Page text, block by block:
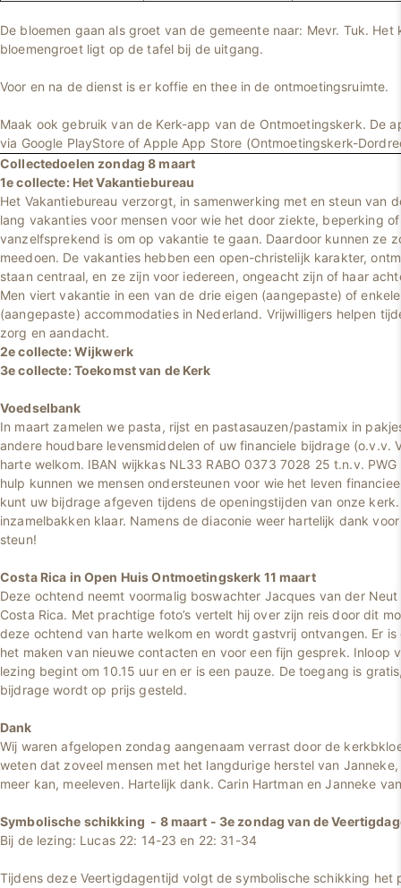
De bloemen gaan als groet van de gemeente naar: Mevr. Tuk. Het
bloemengroet ligt op de tafel bij de uitgang.
Voor en na de dienst is er koffie en thee in de ontmoetingsruimte.
Maak ook gebruik van de Kerk-app van de Ontmoetingskerk. De
via Google PlayStore of Apple App Store (Ontmoetingskerk-
Collectedoelen zondag 8 maart
1e collecte: Het Vakantiebureau
Het Vakantiebureau verzorgt, in samenwerking met en steun van
lang vakanties voor mensen voor wie het door ziekte, beperking
vanzelfsprekend is om op vakantie te gaan. Daardoor kunnen ze
meedoen. De vakanties hebben een open-christelijk karakter,
staan centraal, en ze zijn voor iedereen, ongeacht zijn of haar
Men viert vakantie in een van de drie eigen (aangepaste) of
(aangepaste) accommodaties in Nederland. Vrijwilligers helpen
zorg en aandacht.
2e collecte: Wijkwerk
3e collecte: Toekomst van de Kerk
Voedselbank
In maart zamelen we pasta, rijst en pastasauzen/pastamix in
andere houdbare levensmiddelen of uw financiele bijdrage (o.v.v.
harte welkom. IBAN wijkkas NL33 RABO 0373 7028 25 t.n.v.
hulp kunnen we mensen ondersteunen voor wie het leven
kunt uw bijdrage afgeven tijdens de openingstijden van onze
inzamelbakken klaar. Namens de diaconie weer hartelijk dank
steun!
Costa Rica in Open Huis Ontmoetingskerk 11 maart
Deze ochtend neemt voormalig boswachter Jacques van der
Costa Rica. Met prachtige foto’s vertelt hij over zijn reis door dit
deze ochtend van harte welkom en wordt gastvrij ontvangen. Er
het maken van nieuwe contacten en voor een fijn gesprek. Inloop
lezing begint om 10.15 uur en er is een pauze. De toegang is
bijdrage wordt op prijs gesteld.
Dank
Wij waren afgelopen zondag aangenaam verrast door de
weten dat zoveel mensen met het langdurige herstel van
meer kan, meeleven. Hartelijk dank. Carin Hartman en Janneke
Symbolische schikking - 8 maart - 3e zondag van de
Bij de lezing: Lucas 22: 14-23 en 22: 31-34
Tijdens deze Veertigdagentijd volgt de symbolische schikking het